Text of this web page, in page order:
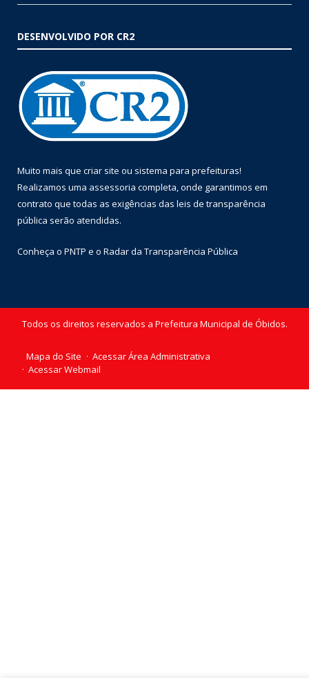
DESENVOLVIDO POR CR2
Muito mais que criar site ou sistema para prefeituras!
Realizamos uma assessoria completa, onde garantimos em
contrato que todas as exigências das leis de transparência
pública serão atendidas.
Conheça o PNTP e o Radar da Transparência Pública
Todos os direitos reservados a Prefeitura Municipal de Óbidos.
Mapa do Site
Acessar Área Administrativa
Acessar Webmail